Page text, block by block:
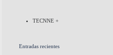
TECNNE +
Entradas recientes